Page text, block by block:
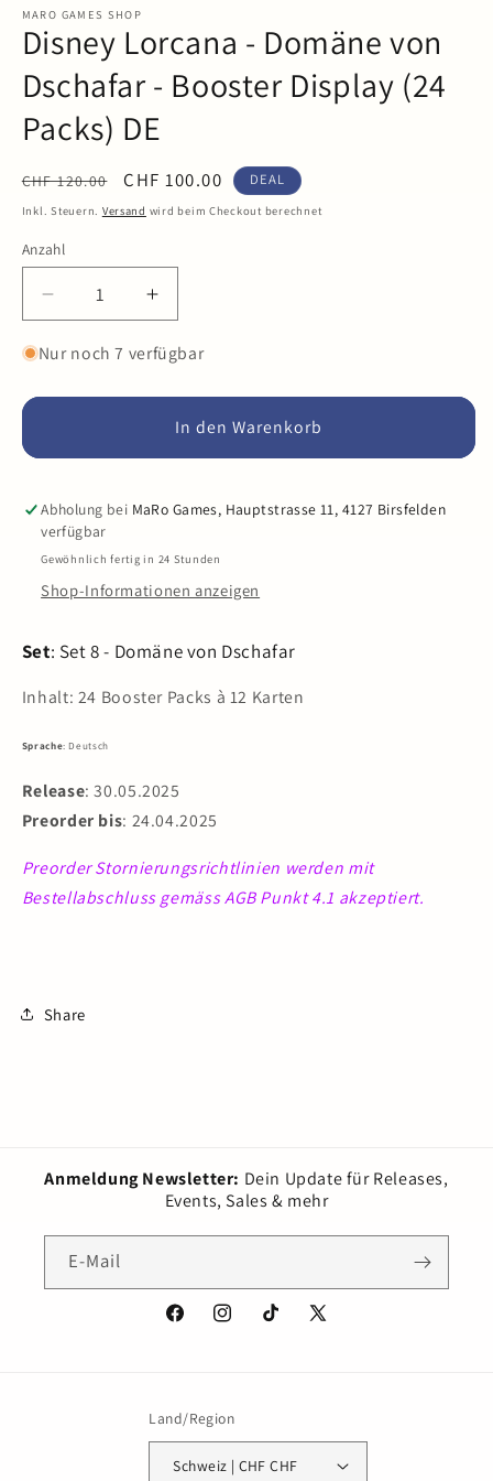
in
Modal
öffnen
MARO GAMES SHOP
Disney Lorcana - Domäne von
Dschafar - Booster Display (24
Packs) DE
Normaler
Preis
CHF 120.00 Verkaufspreis
CHF 100.00 DEAL
Inkl. Steuern. Versand wird beim Checkout berechnet
Anzahl
Anzahl
Verringere
die
Menge
Disney
von
Dschafar
Booster
Display
Packs)
Erhöhe
die
Menge
Disney
Lorcana
Dschafar
Booster
Display
Packs)
Nur noch 7 verfügbar
In den Warenkorb
Abholung bei MaRo Games, Hauptstrasse 11, 4127 Birsfelden
verfügbar
Gewöhnlich fertig in 24 Stunden
Shop-Informationen anzeigen
Set: Set 8 - Domäne von Dschafar
Inhalt: 24 Booster Packs à 12 Karten
Sprache: Deutsch
Release: 30.05.2025
Preorder bis: 24.04.2025
Preorder Stornierungsrichtlinien werden mit
Bestellabschluss gemäss AGB Punkt 4.1 akzeptiert.
Share
Anmeldung Newsletter: Dein Update für Releases,
Events, Sales & mehr
E-Mail
FacebookInstagramTikTok X
Land/Region
Schweiz | CHF CHF